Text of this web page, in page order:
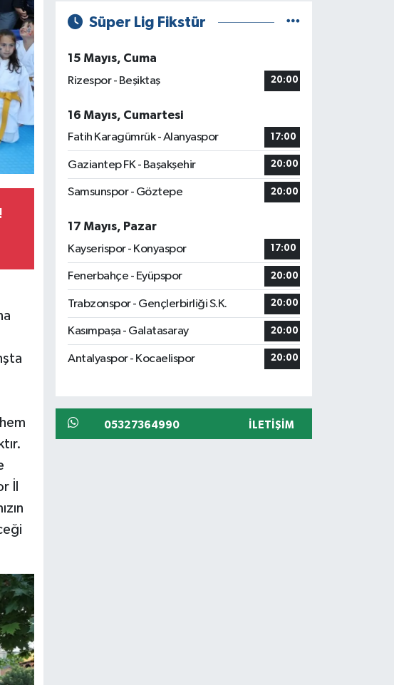
İl
Süper Lig Fikstür
15 Mayıs, Cuma
Rizespor - Beşiktaş
20:00
16 Mayıs, Cumartesi
Fatih Karagümrük - Alanyaspor
17:00
Gaziantep FK - Başakşehir 20:00
Samsunspor - Göztepe 20:00
17 Mayıs, Pazar
Kayserispor - Konyaspor
17:00
Fenerbahçe - Eyüpspor 20:00
Trabzonspor - Gençlerbirliği S.K. 20:00
Kasımpaşa - Galatasaray 20:00
Antalyaspor - Kocaelispor 20:00
05327364990 İLETIŞIM